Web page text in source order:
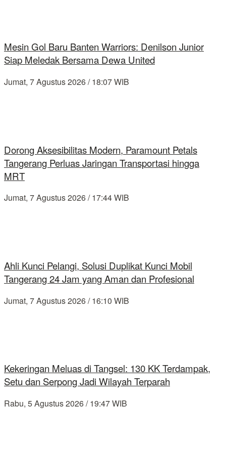
Mesin Gol Baru Banten Warriors: Denilson Junior
Siap Meledak Bersama Dewa United
Jumat, 7 Agustus 2026 / 18:07 WIB
Dorong Aksesibilitas Modern, Paramount Petals
Tangerang Perluas Jaringan Transportasi hingga
MRT
Jumat, 7 Agustus 2026 / 17:44 WIB
Ahli Kunci Pelangi, Solusi Duplikat Kunci Mobil
Tangerang 24 Jam yang Aman dan Profesional
Jumat, 7 Agustus 2026 / 16:10 WIB
Kekeringan Meluas di Tangsel: 130 KK Terdampak,
Setu dan Serpong Jadi Wilayah Terparah
Rabu, 5 Agustus 2026 / 19:47 WIB